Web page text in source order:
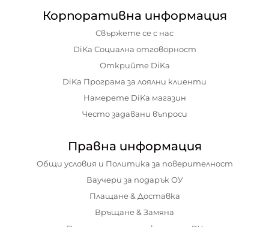
Корпоративна информация
Свържете се с нас
DiKa Социална отговорност
Открийте DiKa
DiKa Програма за лоялни клиенти
Намерете DiKa магазин
Често задавани въпроси
Правна информация
Общи условия и Политика за поверителност
Ваучери за подарък ОУ
Плащане & Доставка
Връщане & Замяна